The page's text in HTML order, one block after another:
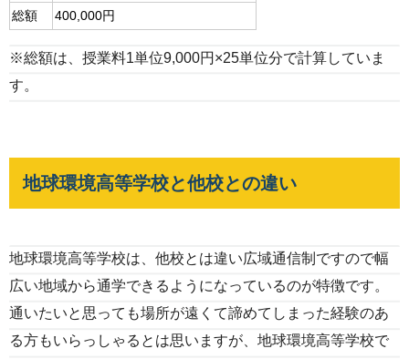
総額
400,000円
※総額は、授業料1単位9,000円×25単位分で計算していま
す。
地球環境高等学校と他校との違い
地球環境高等学校は、他校とは違い広域通信制ですので幅
広い地域から通学できるようになっているのが特徴です。
通いたいと思っても場所が遠くて諦めてしまった経験のあ
る方もいらっしゃるとは思いますが、地球環境高等学校で